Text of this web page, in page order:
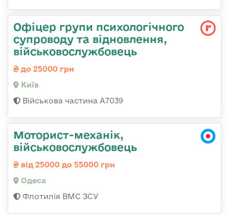
Офіцер групи психологічного
супроводу та відновлення,
військовослужбовець
до 25000 грн
Київ
Військова частина А7039
Моторист-механік,
військовослужбовець
від 25000 до 55000 грн
Одеса
Флотилія ВМС ЗСУ